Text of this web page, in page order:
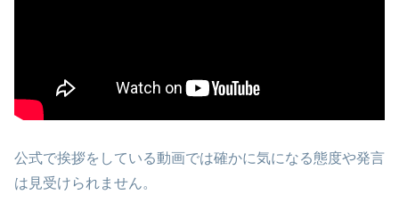
公式で挨拶をしている動画では確かに気になる態度や発言
は見受けられません。